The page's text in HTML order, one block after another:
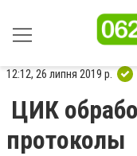
12:12, 26 липня 2019 р.
ЦИК
протоколы